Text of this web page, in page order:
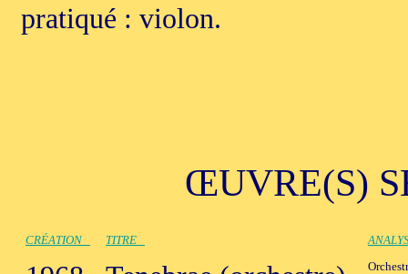
pratiqué : violon.
ŒUVRE(S)
CRÉATION TITRE